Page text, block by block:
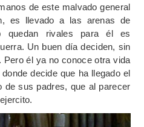
de este malvado general
es llevado a las arenas de
quedan rivales para él es
Un buen día deciden, sin
Pero él ya no conoce otra vida
decide que ha llegado el
de sus padres, que al parecer